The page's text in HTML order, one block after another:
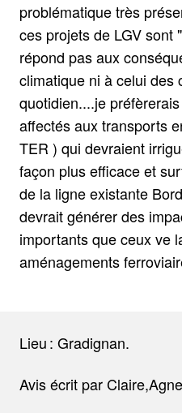
problématique très
ces projets de LGV sont
répond pas aux
climatique ni à celui des
quotidien....je
affectés aux transports
TER ) qui devraient
façon plus efficace et
de la ligne existante
devrait générer des
importants que ceux ve
aménagements
Lieu : Gradignan.
Avis écrit par